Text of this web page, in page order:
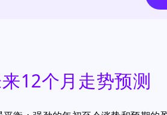
12个月走势预测